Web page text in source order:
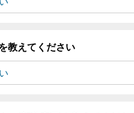
教えてください